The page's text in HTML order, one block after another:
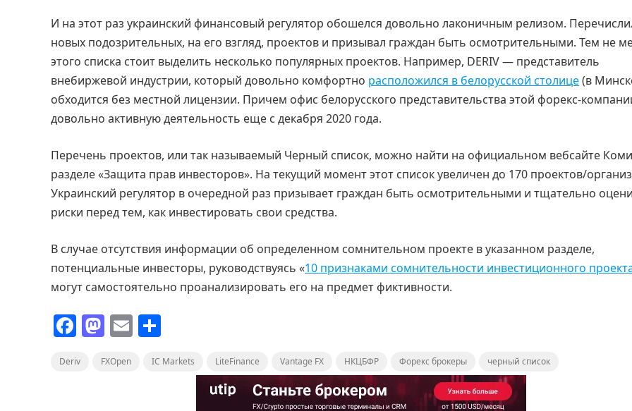
И на этот раз украинский финансовый регулятор обошелся довольно лаконичным релизом.
новых подозрительных, на его взгляд, проектов и призывал граждан быть осмотрительными. Тем не
этого списка стоит выделить несколько популярных проектов. Например, DERIV — представитель
внебиржевой индустрии, который довольно комфортно расположился в белорусской столице(в
обходится без местной лицензии. Причем офис белорусского представительства этой форекс-
довольно активную деятельность еще с декабря 2020 года.
Перечень проектов, или так называемый Черный список, можно найти на официальном вебсайте
разделе «Защита прав инвесторов». На текущий момент этот список увеличен до 170 проектов/
Украинский регулятор в очередной раз призывает граждан быть осмотрительными и тщательно
риски перед тем, как инвестировать свои средства.
В случае отсутствия информации об определенном сомнительном проекте в указанном разделе,
потенциальные инвесторы, руководствуясь «10 признаками сомнительности инвестиционного
могут самостоятельно проанализировать его на предмет фиктивности.
F
c
M
st
E
п
Deriv FXOpen IC Markets LiteFinance Vantage FX НКЦБФР Форекс брокеры черный список